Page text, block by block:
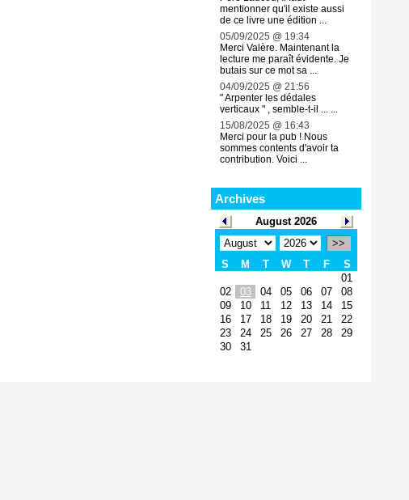
mentionner qu'il existe aussi
de ce livre une édition ...
05/09/2025 @ 19:34
Merci Valère. Maintenant la
lecture me paraît évidente. Je
butais sur ce mot sa ...
04/09/2025 @ 21:56
" Arpenter les dédales
verticaux " , semble-t-il ... ...
15/08/2025 @ 16:43
Merci pour la pub ! Nous
sommes contents d'avoir ta
contribution. Voici ...
Archives
August 2026
>>
S
M T W T F
S
01
02
03 04 05 06 07
08
09
10 11 12 13 14
15
16
17 18 19 20 21
22
23
24 25 26 27 28
29
30
31